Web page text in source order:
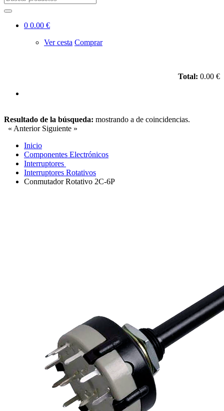
0 0.00 €
Ver cesta Comprar
Total: 0.00 €
Resultado de la búsqueda: mostrando a de coincidencias.
« Anterior Siguiente »
Inicio
Componentes Electrónicos
Interruptores
Interruptores Rotativos
Conmutador Rotativo 2C-6P